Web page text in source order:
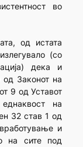
во
од истата
(со
дека и
Законот на
9 од Уставот
на
32 став 1 од
и
на сите под